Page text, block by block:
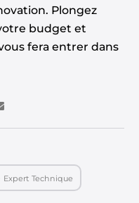
Plongez
budget et
fera entrer dans
Expert Technique